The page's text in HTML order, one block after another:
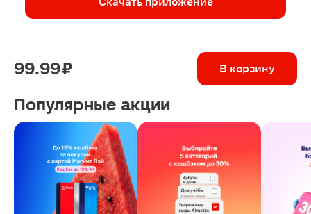
99.99 ₽ В корзину
Популярные акции